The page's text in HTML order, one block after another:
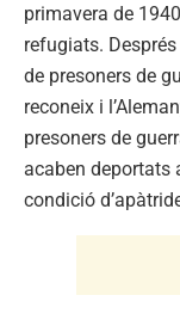
primavera de
refugiats.
de presoners de
reconeix i
presoners de
acaben deportats
condició